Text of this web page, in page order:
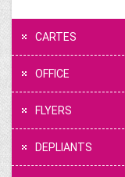
CARTES
OFFICE
FLYERS
DEPLIANTS